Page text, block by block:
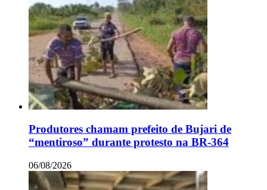
Produtores chamam prefeito de Bujari de
“mentiroso” durante protesto na BR-364
06/08/2026